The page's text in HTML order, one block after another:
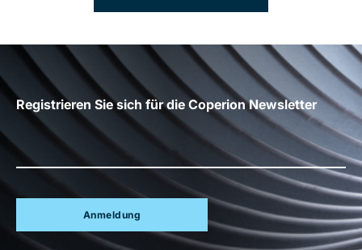
Registrieren Sie sich für die Coperion Newsletter
Anmeldung